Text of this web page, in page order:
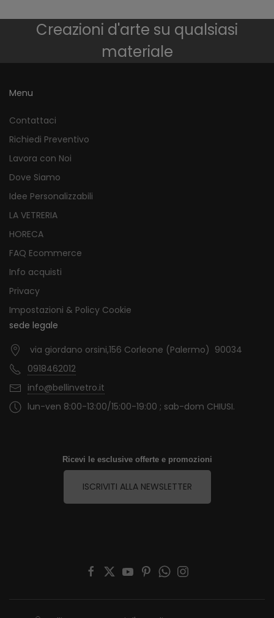
Creazioni d'arte su qualsiasi
materiale
Menu
Contattaci
Richiedi Preventivo
Lavora con Noi
Dove Siamo
Idee Personalizzabili
LA VETRERIA
HORECA
FAQ Ecommerce
Info acquisti
Privacy
Impostazioni & Policy Cookie
sede legale
via giordano orsini,156 Corleone (Palermo) 90034
0918462012
info@bellinvetro.it
lun-ven 8:00-13:00/15:00-19:00 ; sab-dom CHIUSI.
Ricevi le esclusive offerte e promozioni
ISCRIVITI ALLA NEWSLETTER